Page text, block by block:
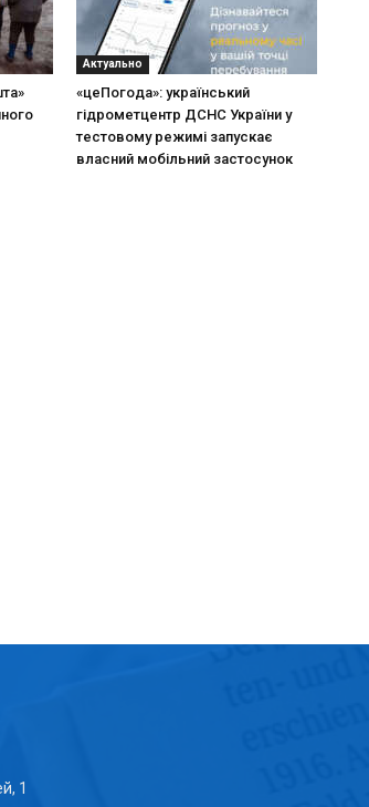
Актуально
«цеПогода»: український
гідрометцентр ДСНС України у
тестовому режимі запускає
власний мобільний застосунок
1